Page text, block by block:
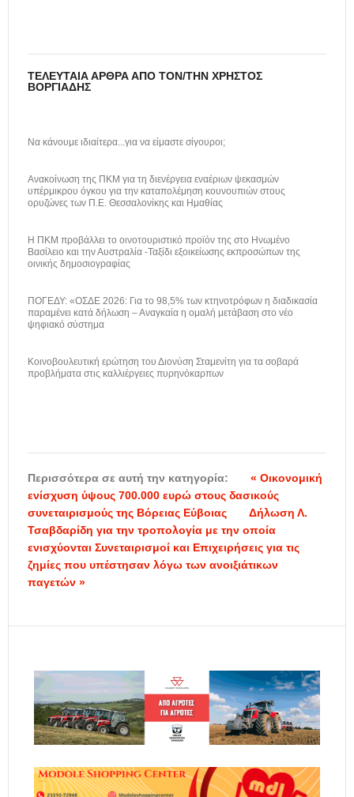
ΤΕΛΕΥΤΑΊΑ ΆΡΘΡΑ ΑΠΌ ΤΟΝ/ΤΗΝ ΧΡΉΣΤΟΣ
ΒΟΡΓΙΆΔΗΣ
Να κάνουμε ιδιαίτερα...για να είμαστε σίγουροι;
Ανακοίνωση της ΠΚΜ για τη διενέργεια εναέριων ψεκασμών
υπέρμικρου όγκου για την καταπολέμηση κουνουπιών στους
ορυζώνες των Π.Ε. Θεσσαλονίκης και Ημαθίας
H ΠΚΜ προβάλλει το οινοτουριστικό προϊόν της στο Ηνωμένο
Βασίλειο και την Αυστραλία -Ταξίδι εξοικείωσης εκπροσώπων της
οινικής δημοσιογραφίας
ΠΟΓΕΔΥ: «ΟΣΔΕ 2026: Για το 98,5% των κτηνοτρόφων η διαδικασία
παραμένει κατά δήλωση – Αναγκαία η ομαλή μετάβαση στο νέο
ψηφιακό σύστημα
Κοινοβουλευτική ερώτηση του Διονύση Σταμενίτη για τα σοβαρά
προβλήματα στις καλλιέργειες πυρηνόκαρπων
Περισσότερα σε αυτή την κατηγορία:
« Οικονομική
ενίσχυση ύψους 700.000 ευρώ στους δασικούς
συνεταιρισμούς της Βόρειας Εύβοιας
Δήλωση Λ.
Τσαβδαρίδη για την τροπολογία με την οποία
ενισχύονται Συνεταιρισμοί και Επιχειρήσεις για τις
ζημίες που υπέστησαν λόγω των ανοιξιάτικων
παγετών »